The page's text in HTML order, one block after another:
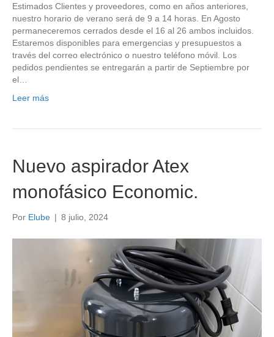
Estimados Clientes y proveedores, como en años anteriores,
nuestro horario de verano será de 9 a 14 horas. En Agosto
permaneceremos cerrados desde el 16 al 26 ambos incluidos.
Estaremos disponibles para emergencias y presupuestos a
través del correo electrónico o nuestro teléfono móvil. Los
pedidos pendientes se entregarán a partir de Septiembre por
el…
Leer más
Nuevo aspirador Atex
monofásico Economic.
Por Elube | 8 julio, 2024